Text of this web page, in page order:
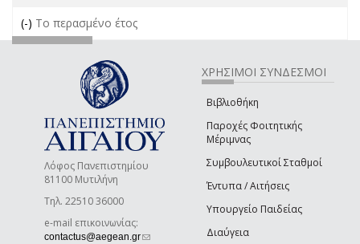
(-) Remove Το περασμένο έτος filter
Το περασμένο έτος
Λόφος Πανεπιστημίου
81100 Μυτιλήνη
Τηλ. 22510 36000
e-mail επικοινωνίας:
contactus@aegean.gr(link sends e-mail)
ΧΡΗΣΙΜΟΙ ΣΥΝΔΕΣΜΟΙ
Βιβλιοθήκη
Παροχές Φοιτητικής
Μέριμνας
Συμβουλευτικοί Σταθμοί
Έντυπα / Αιτήσεις
Υπουργείο Παιδείας
Διαύγεια